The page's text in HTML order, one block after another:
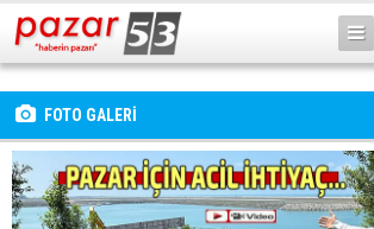
FOTO GALERİ